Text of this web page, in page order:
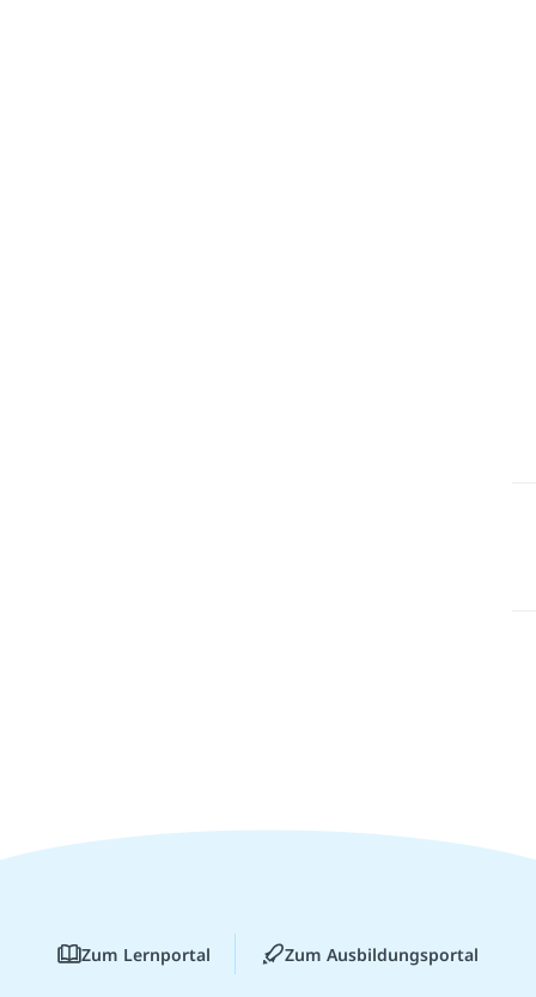
Zum Lernportal Zum Ausbildungsportal